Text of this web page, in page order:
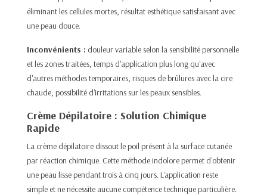
éliminant les cellules mortes, résultat esthétique satisfaisant avec
une peau douce.
Inconvénients : douleur variable selon la sensibilité personnelle
et les zones traitées, temps d'application plus long qu'avec
d'autres méthodes temporaires, risques de brûlures avec la cire
chaude, possibilité d'irritations sur les peaux sensibles.​
Crème Dépilatoire : Solution Chimique
Rapide
La crème dépilatoire dissout le poil présent à la surface cutanée
par réaction chimique. Cette méthode indolore permet d'obtenir
une peau lisse pendant trois à cinq jours. L'application reste
simple et ne nécessite aucune compétence technique particulière.​